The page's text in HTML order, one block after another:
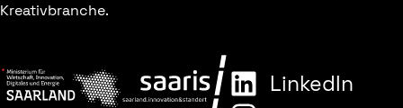
Kreativbranche.
LinkedIn